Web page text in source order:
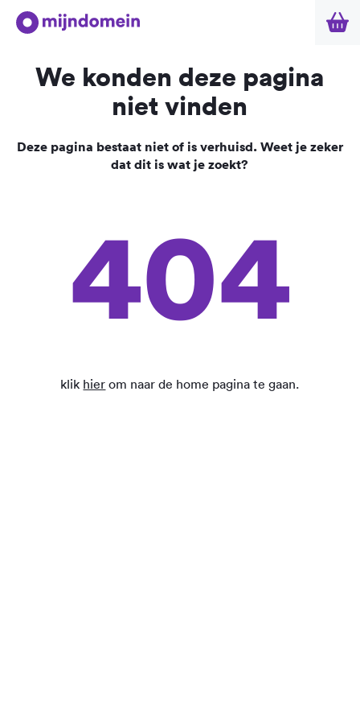
We konden deze pagina
niet vinden
Deze pagina bestaat niet of is verhuisd. Weet je zeker
dat dit is wat je zoekt?
404
klik hier om naar de home pagina te gaan.